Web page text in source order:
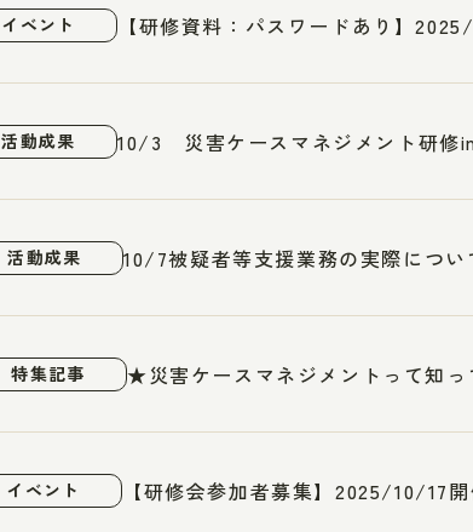
イベント 【研修資料：パスワードあり】
活動成果 10/3 災害ケースマネジメント研修
活動成果 10/7被疑者等支援業務の実際につい
特集記事 ★災害ケースマネジメントって知っ
イベント 【研修会参加者募集】2025/10/17